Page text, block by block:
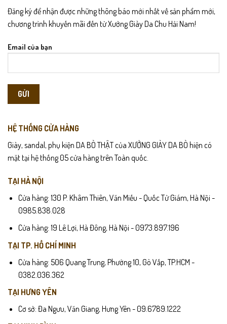
Đăng ký để nhận được những thông báo mới nhất về sản phẩm mới,
chương trình khuyến mãi đến từ Xưởng Giày Da Chu Hải Nam!
Email của bạn
HỆ THỐNG CỬA HÀNG
Giày, sandal, phụ kiện DA BÒ THẬT của XƯỞNG GIÀY DA BÒ hiện có
mặt tại hệ thống 05 cửa hàng trên Toàn quốc.
TẠI HÀ NỘI
Cửa hàng: 130 P. Khâm Thiên, Văn Miếu - Quốc Tử Giám, Hà Nội -
0985.838.028
Cửa hàng: 19 Lê Lợi, Hà Đông, Hà Nội - 0973.897.196
TẠI TP. HỒ CHÍ MINH
Cửa hàng: 506 Quang Trung, Phường 10, Gò Vấp, TP.HCM -
0382.036.362
TẠI HƯNG YÊN
Cơ sở: Đa Ngưu, Văn Giang, Hưng Yên - 09.6789.1222